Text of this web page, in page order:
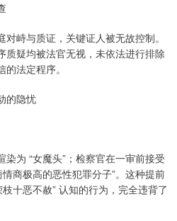
峙与质证，关键证人被无故控制。
质疑均被法官无视，未依法进行排除
法定程序。
的隐忧
为 “女魔头”；检察官在一审前接受
商极高的恶性犯罪分子”。这种提前
十恶不赦” 认知的行为，完全违背了